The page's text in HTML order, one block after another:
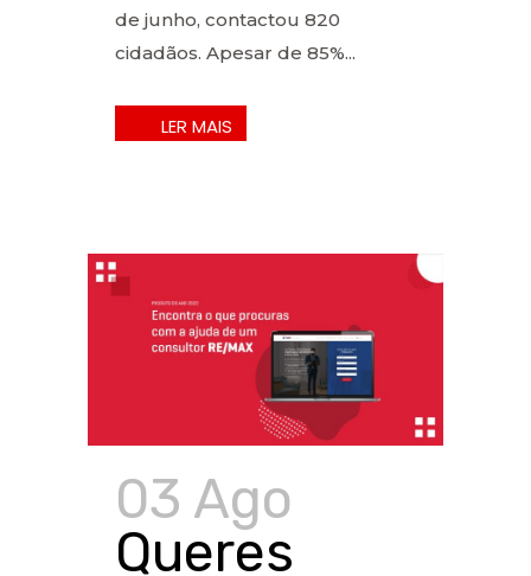
de junho, contactou 820
cidadãos. Apesar de 85%...
03 Ago
Queres